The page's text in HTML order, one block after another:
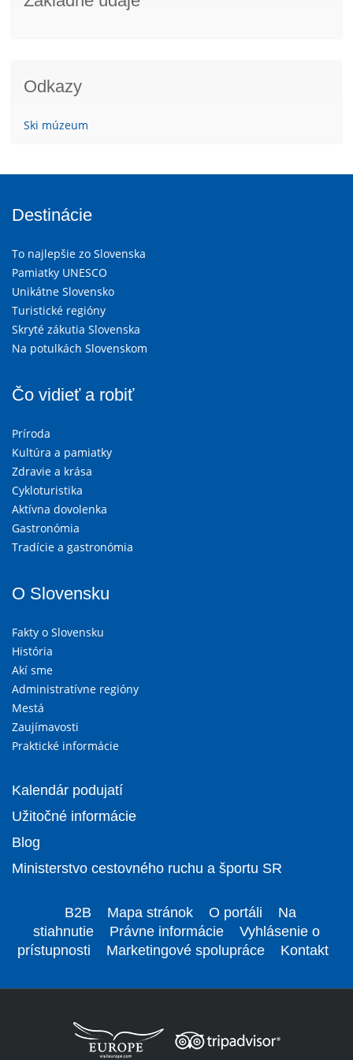
Odkazy
Ski múzeum
Destinácie
To najlepšie zo Slovenska
Pamiatky UNESCO
Unikátne Slovensko
Turistické regióny
Skryté zákutia Slovenska
Na potulkách Slovenskom
Čo vidieť a robiť
Príroda
Kultúra a pamiatky
Zdravie a krása
Cykloturistika
Aktívna dovolenka
Gastronómia
Tradície a gastronómia
O Slovensku
Fakty o Slovensku
História
Akí sme
Administratívne regióny
Mestá
Zaujímavosti
Praktické informácie
Kalendár podujatí
Užitočné informácie
Blog
Ministerstvo cestovného ruchu a športu SR
B2B Mapa stránok O portáli
Na
stiahnutie
Právne informácie
Vyhlásenie o
prístupnosti
Marketingové spolupráce Kontakt